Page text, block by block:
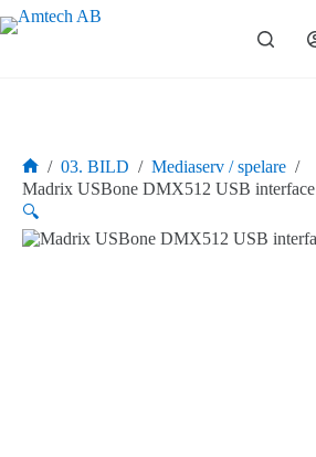
Hoppa
till
Hem
/ 03. BILD / Mediaserv / spelare /
Madrix USBone DMX512 USB interface
🔍